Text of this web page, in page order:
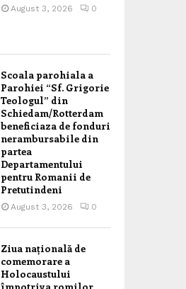
August 3, 2026 0
Scoala parohiala a
Parohiei “Sf. Grigorie
Teologul” din
Schiedam/Rotterdam
beneficiaza de fonduri
nerambursabile din
partea
Departamentului
pentru Romanii de
Pretutindeni
August 3, 2026 0
Ziua națională de
comemorare a
Holocaustului